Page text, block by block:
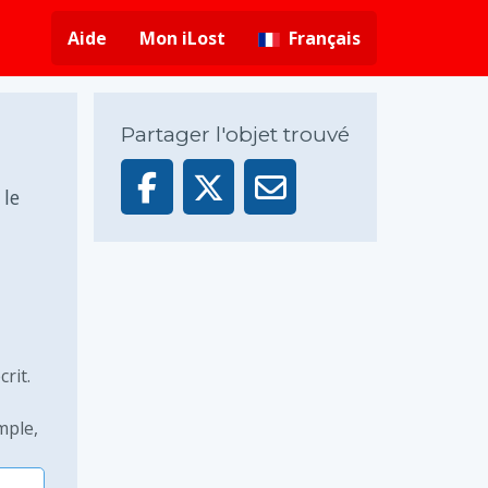
Aide Mon iLost Français
le
Partager l'objet trouvé